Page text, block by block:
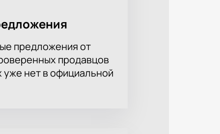
предложения от
продавцов
нет в официальной